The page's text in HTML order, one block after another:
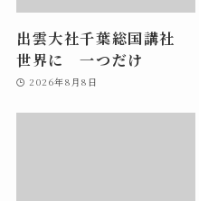
出雲大社千葉総国講社
世界に 一つだけ
2026年8月8日